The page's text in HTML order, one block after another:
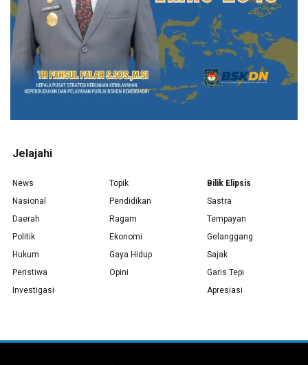
Jelajahi
News
Nasional
Daerah
Politik
Hukum
Peristiwa
Investigasi
Topik
Pendidikan
Ragam
Ekonomi
Gaya Hidup
Opini
Bilik Elipsis
Sastra
Tempayan
Gelanggang
Sajak
Garis Tepi
Apresiasi